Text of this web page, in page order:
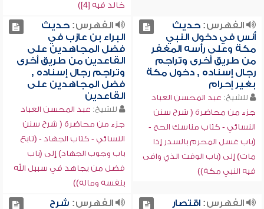
خالد فيه [4])
الفهرس:حديث
أنس في دخول النبي
مكة وعلى رأسه المغفر
من طريق أخرى وتراجم
رجال إسناده , دخول مكة
بغير إحرام
للشيخ: عبد المحسن العباد
جزء من محاضرة ( شرح سنن
النسائي - كتاب مناسك الحج -
(باب غسل المحرم بالسدر إذا
مات) إلى (باب الوقت الذي وافى
فيه النبي مكة))
الفهرس:حديث
البراء بن عازب في
فضل المجاهدين على
القاعدين من طريق أخرى
وتراجم رجال إسناده ,
فضل المجاهدين على
القاعدين
للشيخ: عبد المحسن العباد
جزء من محاضرة ( شرح سنن
النسائي - كتاب الجهاد - (تابع
باب وجوب الجهاد) إلى (باب
فضل من يجاهد في سبيل الله
بنفسه وماله))
الفهرس:اقتصار
الفهرس: شرح